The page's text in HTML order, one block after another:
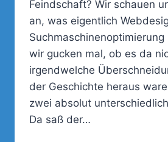
Feindschaft? Wir schauen
an, was eigentlich
wir gucken mal, ob es da
irgendwelche
der Geschichte heraus
zwei absolut
Da saß der…